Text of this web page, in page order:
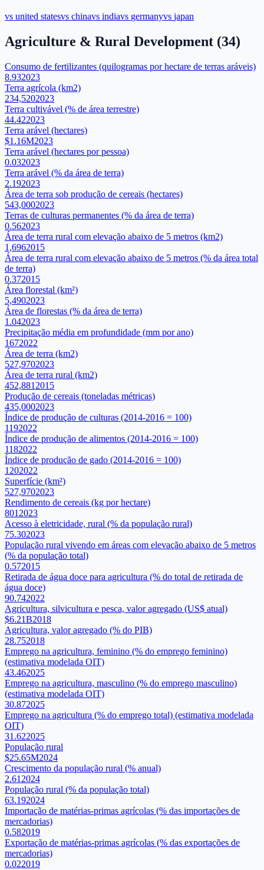
vs united statesvs chinavs indiavs germanyvs japan
Agriculture & Rural Development (34)
Consumo de fertilizantes (quilogramas por hectare de terras aráveis)
8.932023
Terra agrícola (km2)
234,5202023
Terra cultivável (% de área terrestre)
44.422023
Terra arável (hectares)
$1.16M2023
Terra arável (hectares por pessoa)
0.032023
Terra arável (% da área de terra)
2.192023
Área de terra sob produção de cereais (hectares)
543,0002023
Terras de culturas permanentes (% da área de terra)
0.562023
Área de terra rural com elevação abaixo de 5 metros (km2)
1,6962015
Área de terra rural com elevação abaixo de 5 metros (% da área total
de terra)
0.372015
Área florestal (km²)
5,4902023
Área de florestas (% da área de terra)
1.042023
Precipitação média em profundidade (mm por ano)
1672022
Área de terra (km2)
527,9702023
Área de terra rural (km2)
452,881 2015
Produção de cereais (toneladas métricas)
435,0002023
Índice de produção de culturas (2014-2016 = 100)
1192022
Índice de produção de alimentos (2014-2016 = 100)
1182022
Índice de produção de gado (2014-2016 = 100)
1202022
Superfície (km²)
527,9702023
Rendimento de cereais (kg por hectare)
801 2023
Acesso à eletricidade, rural (% da população rural)
75.302023
População rural vivendo em áreas com elevação abaixo de 5 metros
(% da população total)
0.572015
Retirada de água doce para agricultura (% do total de retirada de
água doce)
90.742022
Agricultura, silvicultura e pesca, valor agregado (US$ atual)
$6.21B2018
Agricultura, valor agregado (% do PIB)
28.752018
Emprego na agricultura, feminino (% do emprego feminino)
(estimativa modelada OIT)
43.462025
Emprego na agricultura, masculino (% do emprego masculino)
(estimativa modelada OIT)
30.872025
Emprego na agricultura (% do emprego total) (estimativa modelada
OIT)
31.622025
População rural
$25.65M2024
Crescimento da população rural (% anual)
2.61 2024
População rural (% da população total)
63.192024
Importação de matérias-primas agrícolas (% das importações de
mercadorias)
0.582019
Exportação de matérias-primas agrícolas (% das exportações de
mercadorias)
0.022019